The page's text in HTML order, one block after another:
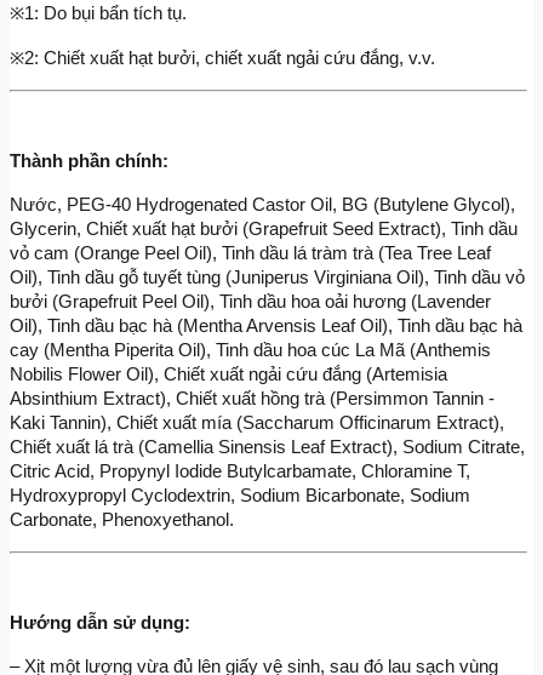
※1: Do bụi bẩn tích tụ.
※2: Chiết xuất hạt bưởi, chiết xuất ngải cứu đắng, v.v.
Thành phần chính:
Nước, PEG-40 Hydrogenated Castor Oil, BG (Butylene Glycol),
Glycerin, Chiết xuất hạt bưởi (Grapefruit Seed Extract), Tinh dầu
vỏ cam (Orange Peel Oil), Tinh dầu lá tràm trà (Tea Tree Leaf
Oil), Tinh dầu gỗ tuyết tùng (Juniperus Virginiana Oil), Tinh dầu vỏ
bưởi (Grapefruit Peel Oil), Tinh dầu hoa oải hương (Lavender
Oil), Tinh dầu bạc hà (Mentha Arvensis Leaf Oil), Tinh dầu bạc hà
cay (Mentha Piperita Oil), Tinh dầu hoa cúc La Mã (Anthemis
Nobilis Flower Oil), Chiết xuất ngải cứu đắng (Artemisia
Absinthium Extract), Chiết xuất hồng trà (Persimmon Tannin -
Kaki Tannin), Chiết xuất mía (Saccharum Officinarum Extract),
Chiết xuất lá trà (Camellia Sinensis Leaf Extract), Sodium Citrate,
Citric Acid, Propynyl Iodide Butylcarbamate, Chloramine T,
Hydroxypropyl Cyclodextrin, Sodium Bicarbonate, Sodium
Carbonate, Phenoxyethanol.
Hướng dẫn sử dụng:
– Xịt một lượng vừa đủ lên giấy vệ sinh, sau đó lau sạch vùng